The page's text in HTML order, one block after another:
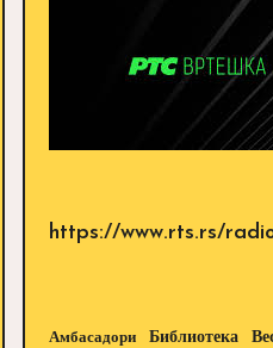
https://www.rts.rs/
Амбасадори Библиотека